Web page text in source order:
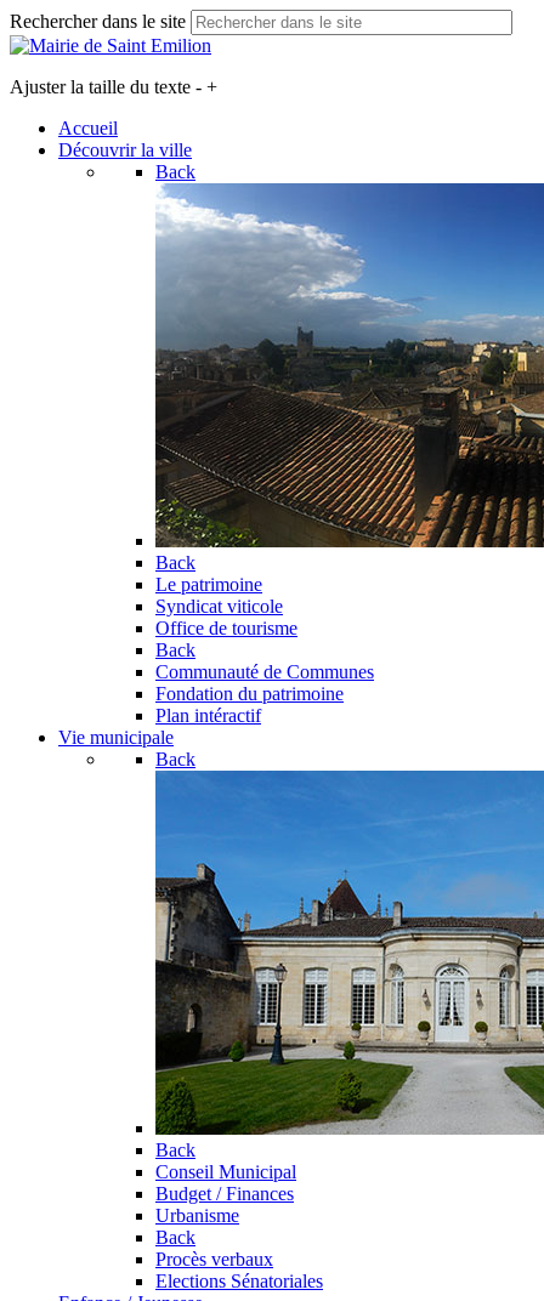
Rechercher dans le site
Ajuster la taille du texte - +
Accueil
Découvrir la ville
Back
Back
Le patrimoine
Syndicat viticole
Office de tourisme
Back
Communauté de Communes
Fondation du patrimoine
Plan intéractif
Vie municipale
Back
Back
Conseil Municipal
Budget / Finances
Urbanisme
Back
Procès verbaux
Elections Sénatoriales